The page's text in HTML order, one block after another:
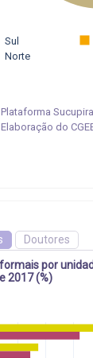
Sul
Norte
do
Doutores
por
2017 (%)